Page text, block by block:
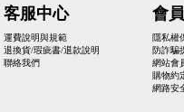
客服中心
運費說明與規範
退換貨/瑕疵書/退款說明
聯絡我們
會
隱私權
防詐騙
網站會
購物約
網路安